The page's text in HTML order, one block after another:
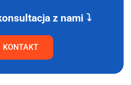
z nami ⤵
KONTAKT